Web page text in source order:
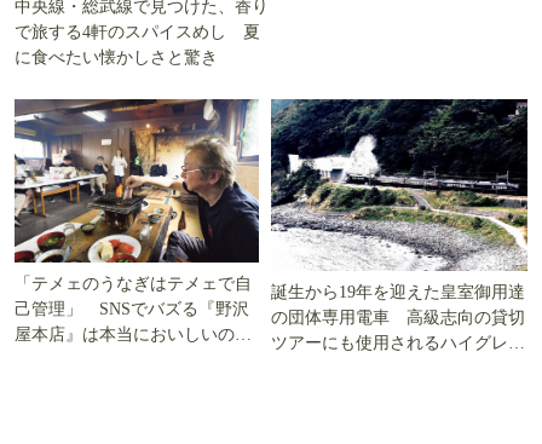
中央線・総武線で見つけた、香り
で旅する4軒のスパイスめし 夏
に食べたい懐かしさと驚き
「テメェのうなぎはテメェで自
己管理」 SNSでバズる『野沢
屋本店』は本当においしいの
誕生から19年を迎えた皇室御用達
の団体専用電車 高級志向の貸切
ツアーにも使用されるハイグレー